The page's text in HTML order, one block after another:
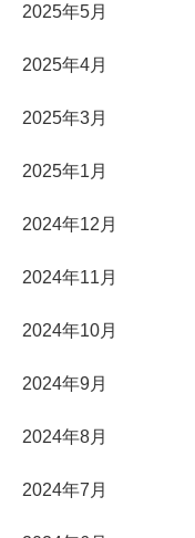
2025年5月
2025年4月
2025年3月
2025年1月
2024年12月
2024年11月
2024年10月
2024年9月
2024年8月
2024年7月